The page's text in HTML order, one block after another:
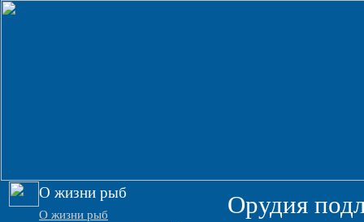
О жизни рыб
О жизни рыб
Орудия